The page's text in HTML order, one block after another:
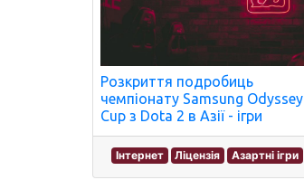
Розкриття подробиць
чемпіонату Samsung Odyssey
Cup з Dota 2 в Азії - ігри
Інтернет Ліцензія Азартні ігри